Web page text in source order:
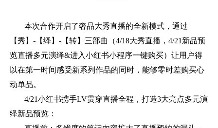
本次合作开启了奢品大秀直播的全新模式，通过
【秀】-【绎】-【转】三部曲（4/18大秀直播，4/21新品预
览直播多元演绎&进入小红书小程序一键购买）让用户得
以在第一时间感受新系列作品的同时，能够零时差购买心
动单品。
4/21小红书携手LV贯穿直播全程，打造3大亮点多元演
绎新品预览：